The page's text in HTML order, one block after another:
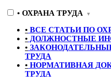
• ОХРАНА ТРУДА ▼
• ВСЕ СТАТЬИ ПО
• ДОЛЖНОСТНЫЕ
•
ТРУДА
• НОРМАТИВНАЯ
ТРУДА